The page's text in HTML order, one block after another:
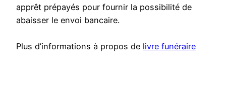
apprêt prépayés pour fournir la possibilité de
abaisser le envoi bancaire.
Plus d’informations à propos de livre funéraire